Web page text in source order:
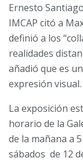
Ernesto
IMCAP citó a
definió a los
realidades
añadió que es
expresión visual.
La exposición
horario de la
de la mañana a
sábados de 12